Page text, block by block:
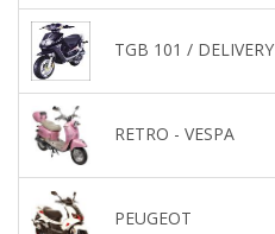
TGB 101 / DELIVERY
RETRO - VESPA
PEUGEOT